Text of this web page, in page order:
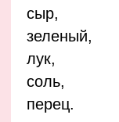
сыр,
зеленый,
лук,
соль,
перец.